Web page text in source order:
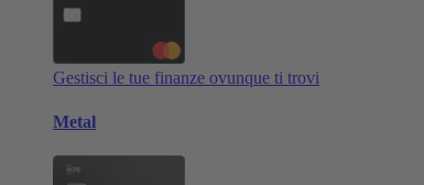
Gestisci le tue finanze ovunque ti trovi
Metal